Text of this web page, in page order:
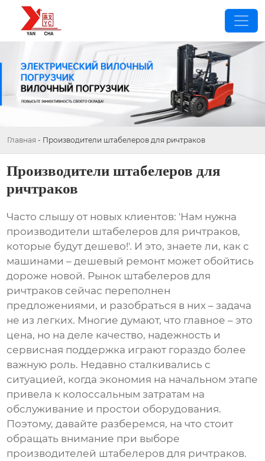
Главная - Производители штабелеров для ричтраков
Производители штабелеров для
ричтраков
Часто слышу от новых клиентов: 'Нам нужна
производители штабелеров для ричтраков,
которые будут дешево!'. И это, знаете ли, как с
машинами – дешевый ремонт может обойтись
дороже новой. Рынок штабелеров для
ричтраков сейчас переполнен
предложениями, и разобраться в них – задача
не из легких. Многие думают, что главное – это
цена, но на деле качество, надежность и
сервисная поддержка играют гораздо более
важную роль. Недавно сталкивались с
ситуацией, когда экономия на начальном этапе
привела к колоссальным затратам на
обслуживание и простои оборудования.
Поэтому, давайте разберемся, на что стоит
обращать внимание при выборе
производителей штабелеров для ричтраков.